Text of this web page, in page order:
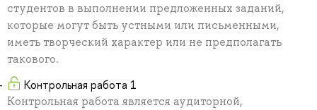
студентов в выполнении предложенных заданий,
которые могут быть устными или письменными,
иметь творческий характер или не предполагать
такового.
Контрольная работа 1
Контрольная работа является аудиторной,